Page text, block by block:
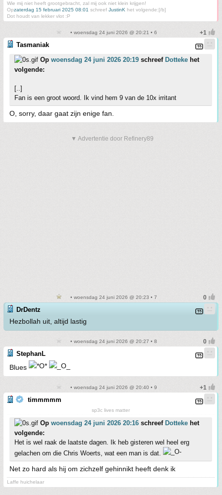
Wie mij niet heeft grootgebracht, zal mij ook niet klein krijgen!
Opzaterdag 15 februari 2025 08:01 schreef JustinK het volgende:[/b]
Dot houdt van lekker vlot :P
• woensdag 24 juni 2026 @ 20:21 • 6
Tasmaniak
Op woensdag 24 juni 2026 20:19 schreef Dotteke het
volgende:
[..]
Fan is een groot woord. Ik vind hem 9 van de 10x irritant
O, sorry, daar gaat zijn enige fan.
▼ Advertentie door Refinery89
• woensdag 24 juni 2026 @ 20:23 • 7
DrDentz
Hezbollah uit, altijd lastig
• woensdag 24 juni 2026 @ 20:27 • 8
StephanL
Blues
• woensdag 24 juni 2026 @ 20:40 • 9
timmmmm
sp3c lives matter
Op woensdag 24 juni 2026 20:16 schreef Dotteke het
volgende:
Het is wel raak de laatste dagen. Ik heb gisteren wel heel erg
gelachen om die Chris Woerts, wat een man is dat.
Net zo hard als hij om zichzelf gehinnikt heeft denk ik
Laffe huichelaar